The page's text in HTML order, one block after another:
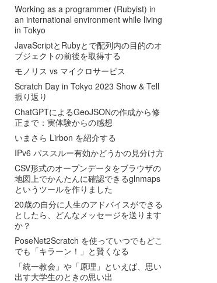
Working as a programmer (Rubyist) in
an international environment while living
in Tokyo
JavaScriptとRubyとで配列内の目的のオ
ブジェクトの前後を取得する
モノリス vs マイクロサービス
Scratch Day in Tokyo 2023 Show & Tell
振り返り
ChatGPTによるGeoJSONの作成から修
正まで：実体験からの感想
いまさら Lirbon を紹介する
IPv6 パススルー有効かどうかの見分け方
CSV形式のオープンデータをブラウザの
地図上でかんたんに確認できるglnmaps
というツールを作りました
20歳の自分に人生のアドバイスができる
としたら、どんなメッセージを送ります
か？
PoseNet2Scratch を使っていつでもどこ
でも「キラーン！」と賢くなる
「統一教会」や「原理」といえば、思い
出す大学生のときの思い出